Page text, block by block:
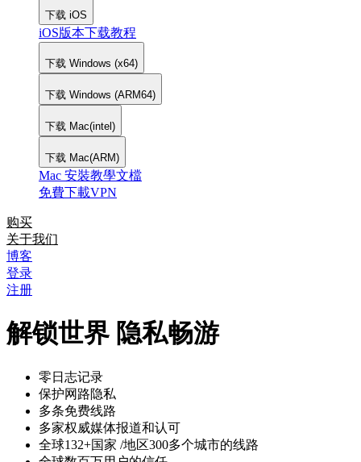
下载 iOS
iOS版本下载教程
下载 Windows (x64)
下载 Windows (ARM64)
下载 Mac(intel)
下载 Mac(ARM)
Mac 安裝教學文檔
免費下載VPN
购买
关于我们
博客
登录
注册
解锁世界 隐私畅游
零日志记录
保护网路隐私
多条免费线路
多家权威媒体报道和认可
全球132+国家 /地区300多个城市的线路